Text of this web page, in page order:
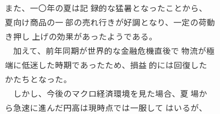
また、一〇年の夏は記 録的な猛暑となったことから、
夏向け商品の一 部の売れ行きが好調となり、一定の荷動
き押し 上げの効果があったようである。
加えて、前年同期が世界的な金融危機直後で 物流が極
端に低迷した時期であったため、損益 的には回復した
かたちとなった。
しかし、今後のマクロ経済環境を見た場合、夏 場か
ら急速に進んだ円高は現時点では一服して はいるが、